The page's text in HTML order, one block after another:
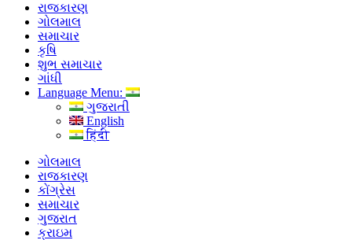
રાજકારણ
ગોલમાલ
સમાચાર
કૃષિ
શુભ સમાચાર
ગાંધી
Language Menu:
ગુજરાતી
English
हिंदी
ગોલમાલ
રાજકારણ
કોંગ્રેસ
સમાચાર
ગુજરાત
ક્રાઇમ